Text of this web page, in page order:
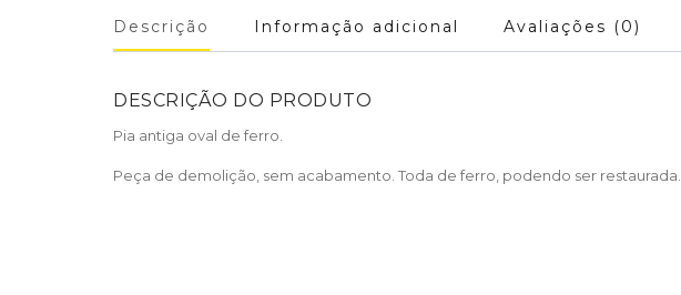
Descrição Informação adicional Avaliações (0)
DESCRIÇÃO DO PRODUTO
Pia antiga oval de ferro.
Peça de demolição, sem acabamento. Toda de ferro, podendo ser restaurada.